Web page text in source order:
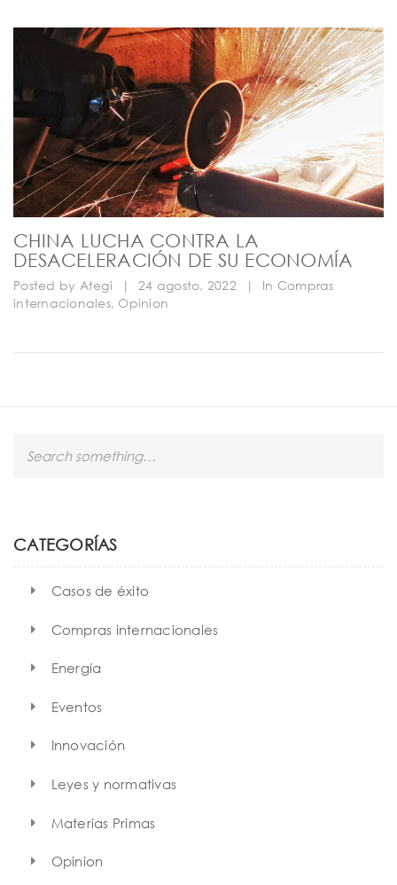
CHINA LUCHA CONTRA LA
DESACELERACIÓN DE SU ECONOMÍA
Posted by Ategi | 24 agosto, 2022 | In Compras
internacionales, Opinion
h
CATEGORÍAS
Casos de éxito
Compras internacionales
Energía
Eventos
Innovación
Leyes y normativas
Materias Primas
Opinion